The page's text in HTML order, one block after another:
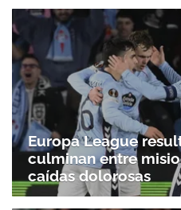
Europa League
culminan entre
caídas dolorosas